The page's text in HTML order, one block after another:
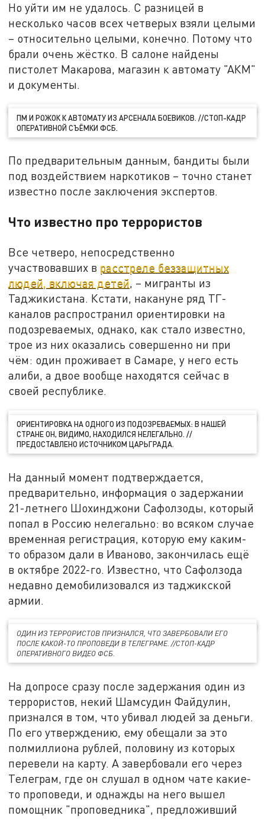
Но уйти им не удалось. С разницей в
несколько часов всех четверых взяли целыми
– относительно целыми, конечно. Потому что
брали очень жёстко. В салоне найдены
пистолет Макарова, магазин к автомату "АКМ"
и документы.
ПМ И РОЖОК К АВТОМАТУ ИЗ АРСЕНАЛА БОЕВИКОВ. //СТОП-КАДР
ОПЕРАТИВНОЙ СЪЁМКИ ФСБ.
По предварительным данным, бандиты были
под воздействием наркотиков – точно станет
известно после заключения экспертов.
Что известно про террористов
Все четверо, непосредственно
участвовавших в расстреле беззащитных
людей, включая детей, – мигранты из
Таджикистана. Кстати, накануне ряд ТГ-
каналов распространил ориентировки на
подозреваемых, однако, как стало известно,
трое из них оказались совершенно ни при
чём: один проживает в Самаре, у него есть
алиби, а двое вообще находятся сейчас в
своей республике.
ОРИЕНТИРОВКА НА ОДНОГО ИЗ ПОДОЗРЕВАЕМЫХ: В НАШЕЙ
СТРАНЕ ОН, ВИДИМО, НАХОДИЛСЯ НЕЛЕГАЛЬНО. //
ПРЕДОСТАВЛЕНО ИСТОЧНИКОМ ЦАРЬГРАДА.
На данный момент подтверждается,
предварительно, информация о задержании
21-летнего Шохинджони Сафолзоды, который
попал в Россию нелегально: во всяком случае
временная регистрация, которую ему каким-
то образом дали в Иваново, закончилась ещё
в октябре 2022-го. Известно, что Сафолзода
недавно демобилизовался из таджикской
армии.
ОДИН ИЗ ТЕРРОРИСТОВ ПРИЗНАЛСЯ, ЧТО ЗАВЕРБОВАЛИ ЕГО
ПОСЛЕ КАКОЙ-ТО ПРОПОВЕДИ В ТЕЛЕГРАМЕ. //СТОП-КАДР
ОПЕРАТИВНОГО ВИДЕО ФСБ.
На допросе сразу после задержания один из
террористов, некий Шамсудин Файдулин,
признался в том, что убивал людей за деньги.
По его утверждению, ему обещали за это
полмиллиона рублей, половину из которых
перевели на карту. А завербовали его через
Телеграм, где он слушал в одном чате какие-
то проповеди, и однажды на него вышел
помощник "проповедника", предложивший